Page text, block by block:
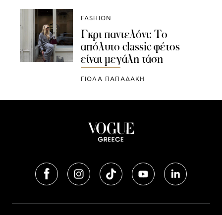
FASHION
Γκρι παντελόνι: Το
απόλυτο classic φέτος
είναι μεγάλη τάση
ΓΙΌΛΑ ΠΑΠΑΔΆΚΗ